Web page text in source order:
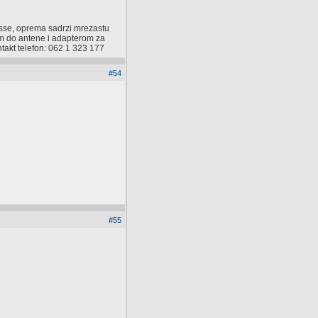
oprema sadrzi mrezastu
do antene i adapterom za
telefon: 062 1 323 177
#54
#55